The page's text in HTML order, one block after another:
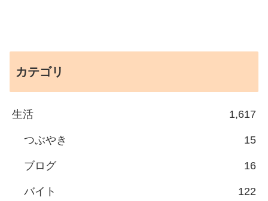
カテゴリ
生活 1,617
つぶやき 15
ブログ 16
バイト 122